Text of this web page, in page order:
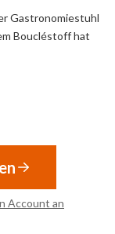
Gastronomiestuhl
Boucléstoff hat
Account an